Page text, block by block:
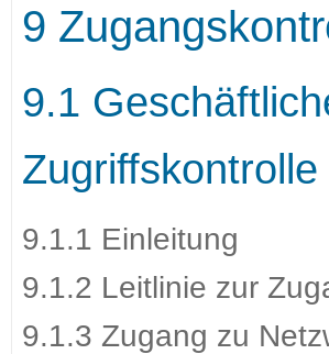
9
9.1
Zugriffskontrolle
9.1.1 Einleitung
9.1.2 Leitlinie zur
9.1.3 Zugang zu